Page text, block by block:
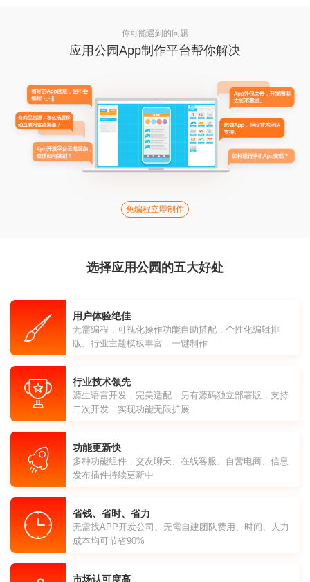
你可能遇到的问题
应用公园App制作平台帮你解决
免编程立即制作
选择应用公园的五大好处
用户体验绝佳
无需编程，可视化操作功能自助搭配，个性化编辑排
版。行业主题模板丰富，一键制作
行业技术领先
源生语言开发，完美适配，另有源码独立部署版，支持
二次开发，实现功能无限扩展
功能更新快
多种功能组件，交友聊天、在线客服、自营电商、信息
发布插件持续更新中
省钱、省时、省力
无需找APP开发公司、无需自建团队费用、时间、人力
成本均可节省90%
市场认可度高